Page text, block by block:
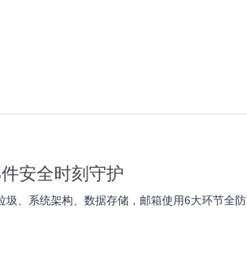
安全时刻守护
圾、系统架构、数据存储，邮箱使用6大环节全防